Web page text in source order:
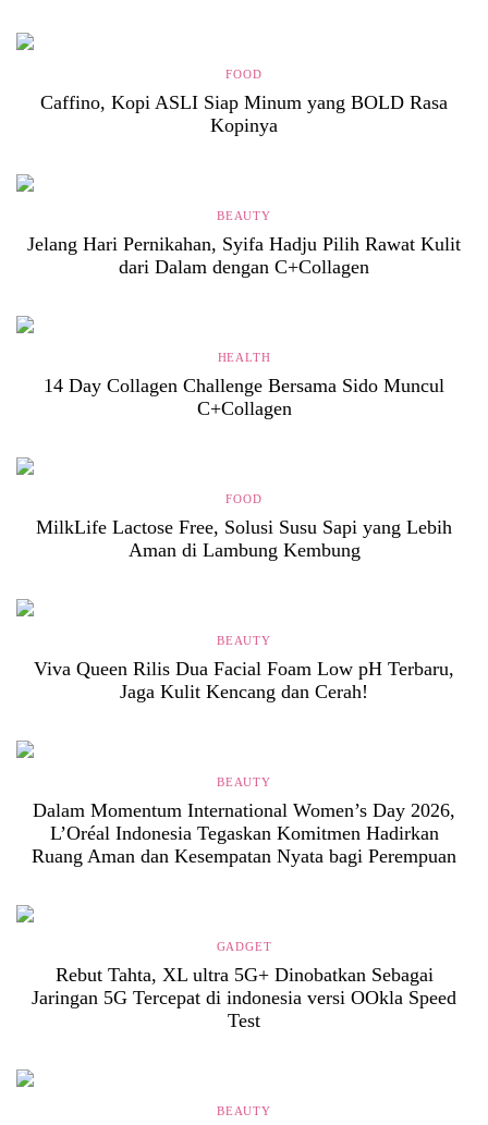
FOOD
Caffino, Kopi ASLI Siap Minum yang BOLD Rasa
Kopinya
BEAUTY
Jelang Hari Pernikahan, Syifa Hadju Pilih Rawat Kulit
dari Dalam dengan C+Collagen
HEALTH
14 Day Collagen Challenge Bersama Sido Muncul
C+Collagen
FOOD
MilkLife Lactose Free, Solusi Susu Sapi yang Lebih
Aman di Lambung Kembung
BEAUTY
Viva Queen Rilis Dua Facial Foam Low pH Terbaru,
Jaga Kulit Kencang dan Cerah!
BEAUTY
Dalam Momentum International Women’s Day 2026,
L’Oréal Indonesia Tegaskan Komitmen Hadirkan
Ruang Aman dan Kesempatan Nyata bagi Perempuan
GADGET
Rebut Tahta, XL ultra 5G+ Dinobatkan Sebagai
Jaringan 5G Tercepat di indonesia versi OOkla Speed
Test
BEAUTY